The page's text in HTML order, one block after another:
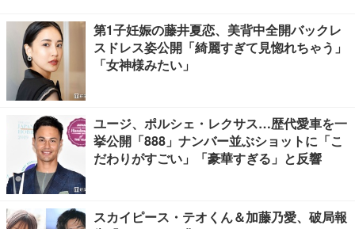
第1子妊娠の藤井夏恋、美背中全開バックレ
スドレス姿公開「綺麗すぎて見惚れちゃう」
「女神様みたい」
ユージ、ポルシェ・レクサス…歴代愛車を一
挙公開「888」ナンバー並ぶショットに「こ
だわりがすごい」「豪華すぎる」と反響
スカイピース・テオくん＆加藤乃愛、破局報